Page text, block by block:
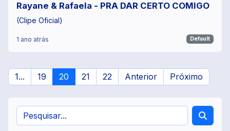
Rayane & Rafaela - PRA DAR CERTO COMIGO
(Clipe Oficial)
1 ano atrás Default
1... 19 20 21 22 Anterior Próximo